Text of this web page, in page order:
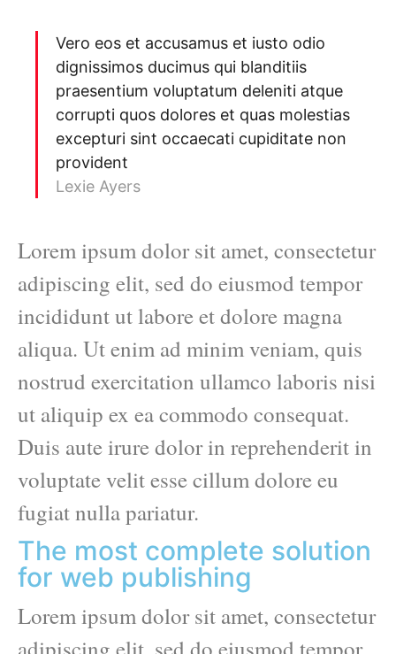
Vero eos et accusamus et iusto odio
dignissimos ducimus qui blanditiis
praesentium voluptatum deleniti atque
corrupti quos dolores et quas molestias
excepturi sint occaecati cupiditate non
provident
Lexie Ayers
Lorem ipsum dolor sit amet, consectetur
adipiscing elit, sed do eiusmod tempor
incididunt ut labore et dolore magna
aliqua. Ut enim ad minim veniam, quis
nostrud exercitation ullamco laboris nisi
ut aliquip ex ea commodo consequat.
Duis aute irure dolor in reprehenderit in
voluptate velit esse cillum dolore eu
fugiat nulla pariatur.
The most complete solution
for web publishing
Lorem ipsum dolor sit amet, consectetur